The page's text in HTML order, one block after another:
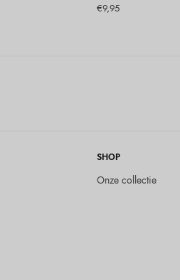
€9,95
SHOP
Onze collectie